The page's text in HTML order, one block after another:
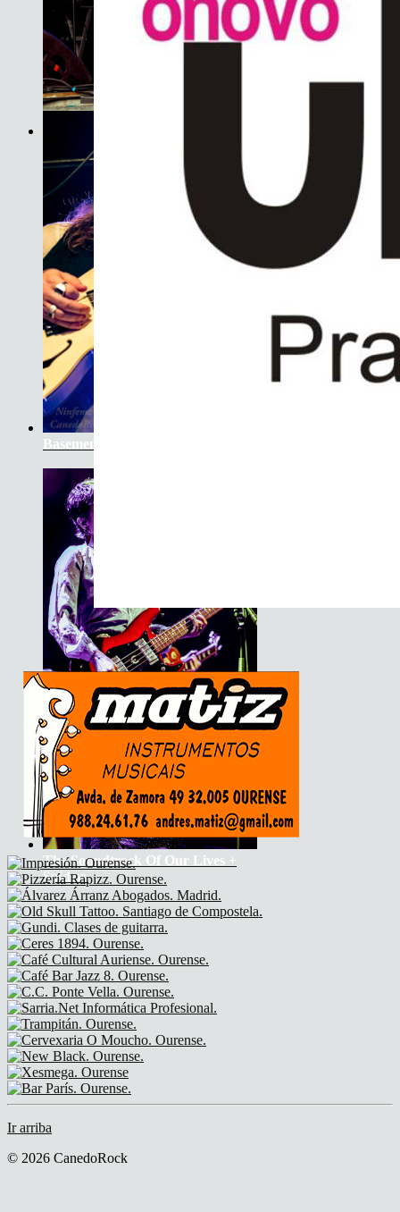
Son do Camiño
Basement Saints
The Soundtrack Of Our Lives +
Spiders
Ir arriba
© 2026 CanedoRock